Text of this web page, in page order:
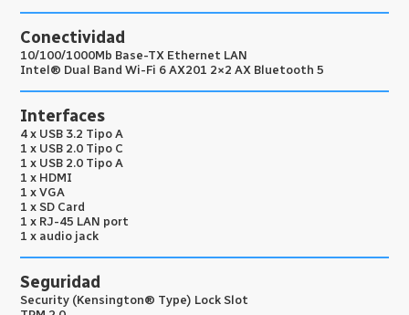
Conectividad
10/100/1000Mb Base-TX Ethernet LAN
Intel® Dual Band Wi-Fi 6 AX201 2×2 AX Bluetooth 5
Interfaces
4 x USB 3.2 Tipo A
1 x USB 2.0 Tipo C
1 x USB 2.0 Tipo A
1 x HDMI
1 x VGA
1 x SD Card
1 x RJ-45 LAN port
1 x audio jack
Seguridad
Security (Kensington® Type) Lock Slot